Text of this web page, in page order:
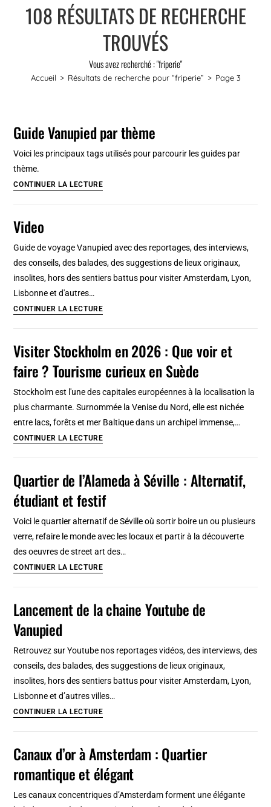
108 RÉSULTATS DE RECHERCHE
TROUVÉS
Vous avez recherché : "friperie"
Accueil > Résultats de recherche pour“friperie” > Page 3
Guide Vanupied par thème
Voici les principaux tags utilisés pour parcourir les guides par
thème.
CONTINUER LA LECTUREGuide
Video
Guide de voyage Vanupied avec des reportages, des interviews,
des conseils, des balades, des suggestions de lieux originaux,
insolites, hors des sentiers battus pour visiter Amsterdam, Lyon,
Lisbonne et d'autres…
CONTINUER LA LECTUREVideo
Visiter Stockholm en 2026 : Que voir et
faire ? Tourisme curieux en Suède
Stockholm est l'une des capitales européennes à la localisation la
plus charmante. Surnommée la Venise du Nord, elle est nichée
entre lacs, forêts et mer Baltique dans un archipel immense,…
CONTINUER LA LECTUREVisiter
2026
:
?
curieux
en
Quartier de l’Alameda à Séville : Alternatif,
étudiant et festif
Voici le quartier alternatif de Séville où sortir boire un ou plusieurs
verre, refaire le monde avec les locaux et partir à la découverte
des oeuvres de street art des…
CONTINUER LA LECTUREQuartier
à
Alternatif,
étudiant
Lancement de la chaine Youtube de
Vanupied
Retrouvez sur Youtube nos reportages vidéos, des interviews, des
conseils, des balades, des suggestions de lieux originaux,
insolites, hors des sentiers battus pour visiter Amsterdam, Lyon,
Lisbonne et d’autres villes…
CONTINUER LA LECTURELancement
chaine
Youtube
de
Canaux d’or à Amsterdam : Quartier
romantique et élégant
Les canaux concentriques d’Amsterdam forment une élégante